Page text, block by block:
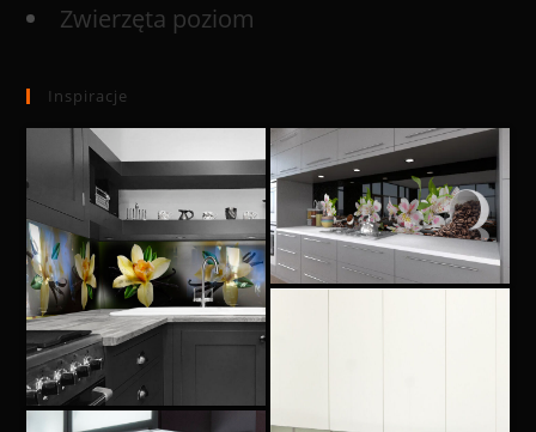
Zwierzęta poziom
Inspiracje